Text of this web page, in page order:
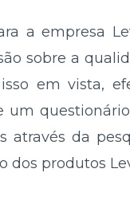
a empresa
sobre a
em vista,
através da
dos produtos